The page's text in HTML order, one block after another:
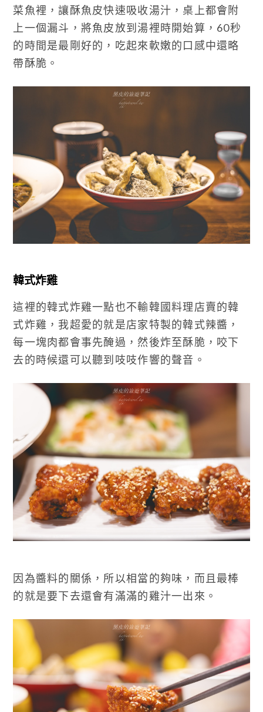
菜魚裡，讓酥魚皮快速吸收湯汁，桌上都會附
上一個漏斗，將魚皮放到湯裡時開始算，60秒
的時間是最剛好的，吃起來軟嫩的口感中還略
帶酥脆。
韓式炸雞
這裡的韓式炸雞一點也不輸韓國料理店賣的韓
式炸雞，我超愛的就是店家特製的韓式辣醬，
每一塊肉都會事先醃過，然後炸至酥脆，咬下
去的時候還可以聽到吱吱作響的聲音。
因為醬料的關係，所以相當的夠味，而且最棒
的就是要下去還會有滿滿的雞汁一出來。